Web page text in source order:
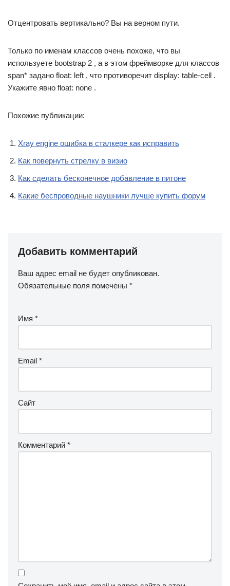
Отцентровать вертикально? Вы на верном пути.
Только по именам классов очень похоже, что вы
используете bootstrap 2 , а в этом фреймворке для классов
span* задано float: left , что противоречит display: table-cell .
Укажите явно float: none .
Похожие публикации:
Xray engine ошибка в сталкере как исправить
Как повернуть стрелку в визио
Как сделать бесконечное добавление в питоне
Какие беспроводные наушники лучше купить форум
Добавить комментарий
Ваш адрес email не будет опубликован.
Обязательные поля помечены *
Имя *
Email *
Сайт
Комментарий *